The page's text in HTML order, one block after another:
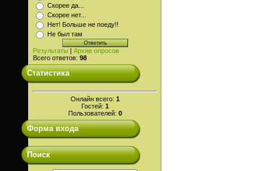
Скорее да...
Скорее нет...
Нет! Больше не поеду!!
Не был там
Результаты | Архив опросов
Всего ответов: 98
Статистика
Онлайн всего: 1
Гостей: 1
Пользователей: 0
Форма входа
Поиск